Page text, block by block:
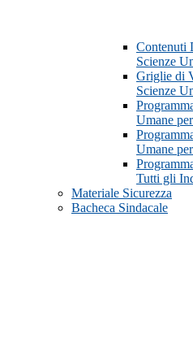
Contenuti
Scienze
Griglie di
Scienze
Umane
Umane
Tutti gli
Materiale Sicurezza
Bacheca Sindacale